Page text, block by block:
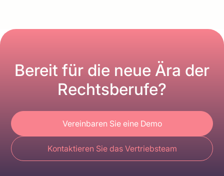
Bereit für die neue Ära der
Rechtsberufe?
Vereinbaren Sie eine Demo
Kontaktieren Sie das Vertriebsteam